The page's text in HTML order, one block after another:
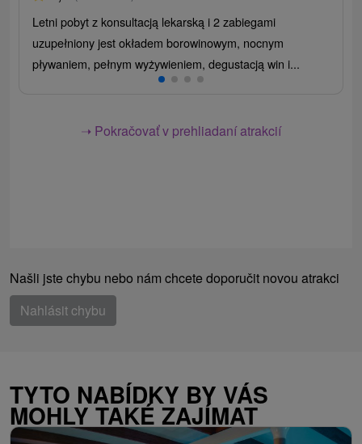
Letni pobyt z konsultacją lekarską i 2 zabiegami
uzupełniony jest okładem borowinowym, nocnym
pływaniem, pełnym wyżywieniem, degustacją win i...
➝ Pokračovať v prehliadaní atrakcií
Našli jste chybu nebo nám chcete doporučit novou atrakci
Nahlásit chybu
TYTO NABÍDKY BY VÁS
MOHLY TAKÉ ZAJÍMAT